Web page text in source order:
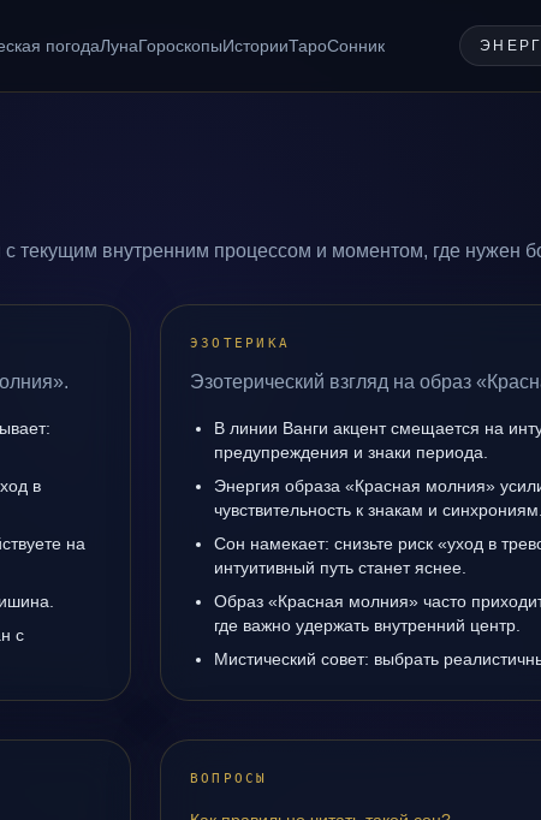
погодаЛунаГороскопыИсторииТароСонник
текущим внутренним процессом и моментом, где нужен
в
на
с
ЭЗОТЕРИКА
Эзотерический взгляд на образ
В линии Ванги акцент смещается на
предупреждения и знаки периода.
Энергия образа «Красная молния»
чувствительность к знакам и синхрониям.
Сон намекает: снизьте риск «уход в
интуитивный путь станет яснее.
Образ «Красная молния» часто
где важно удержать внутренний центр.
Мистический совет: выбрать
ВОПРОСЫ